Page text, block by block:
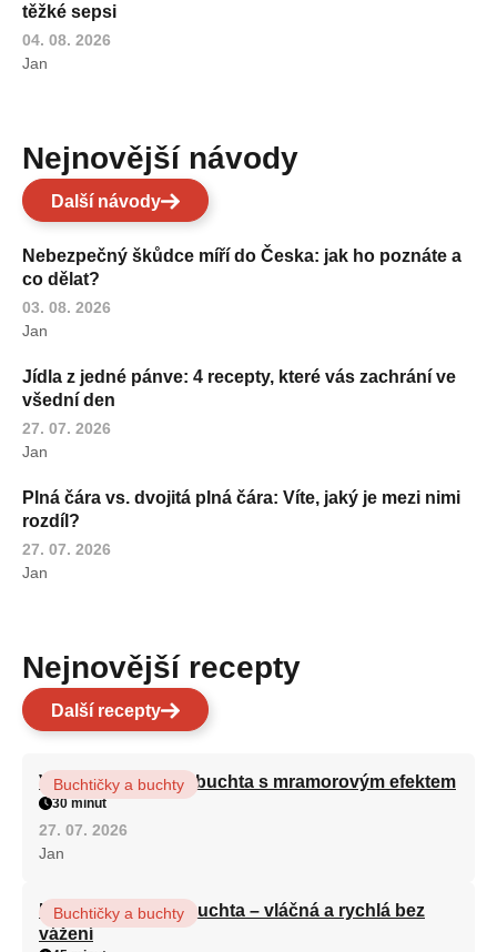
těžké sepsi
04. 08. 2026
Jan
Nejnovější návody
Další návody
Nebezpečný škůdce míří do Česka: jak ho poznáte a
co dělat?
03. 08. 2026
Jan
Jídla z jedné pánve: 4 recepty, které vás zachrání ve
všední den
27. 07. 2026
Jan
Plná čára vs. dvojitá plná čára: Víte, jaký je mezi nimi
rozdíl?
27. 07. 2026
Jan
Nejnovější recepty
Další recepty
Vláčná olejová litá buchta s mramorovým efektem
Buchtičky a buchty
30 minut
27. 07. 2026
Jan
Hrnková maková buchta – vláčná a rychlá bez
vážení
Buchtičky a buchty